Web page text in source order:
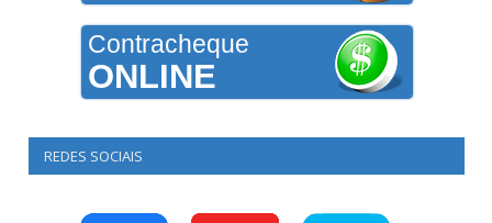
Contracheque
ONLINE
REDES SOCIAIS